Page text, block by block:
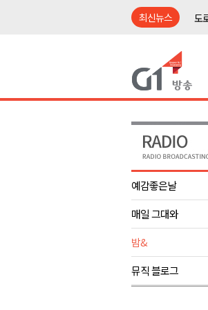
최신뉴스
도
<
제
양
평
강
삼
예감좋은날
매일 그대와
밤&
뮤직 블로그